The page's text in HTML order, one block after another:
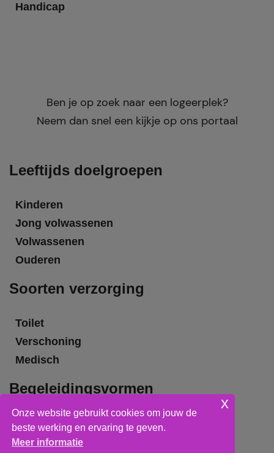
Handicap
Ben je op zoek naar een logeerplek?
Neem dan snel een kijkje op ons portaal
Leeftijds doelgroepen
Kinderen
Jong volwassenen
Volwassenen
Ouderen
Soorten verzorging
Toilet
Verschoning
Medisch
Begeleidingsvormen
Grote groepsbegeleiding
Kleine groepsbegeleiding
Onze website gebruikt cookies om jouw de
beste werking en ervaring te geven.
Meer informatie
x